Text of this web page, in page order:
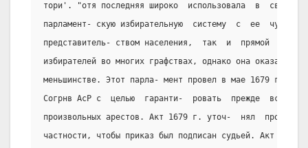
тори'. "отя последняя широко  использовала  в  своих
парламент- скую избирательную  систему  с  ее
представитель- ством населения,  так  и  прямой
избирателей во многих графствах, однако она оказалась
меньшинстве. Этот парла- мент провел в мае 1679 г.
Согрнв АсР с  целью  гаранти-  ровать  прежде  всего
произвольных арестов. Акт 1679 г. уточ-  нял
частности, чтобы приказ был подписан судьей. Акт